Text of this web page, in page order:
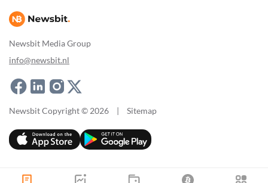
Newsbit Media Group
info@newsbit.nl
Newsbit Copyright © 2026 | Sitemap